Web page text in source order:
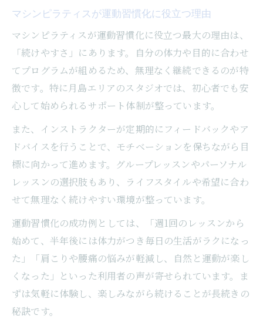
マシンピラティスが運動習慣化に役立つ理由
マシンピラティスが運動習慣化に役立つ最大の理由は、
「続けやすさ」にあります。自分の体力や目的に合わせ
てプログラムが組めるため、無理なく継続できるのが特
徴です。特に月島エリアのスタジオでは、初心者でも安
心して始められるサポート体制が整っています。
また、インストラクターが定期的にフィードバックやア
ドバイスを行うことで、モチベーションを保ちながら目
標に向かって進めます。グループレッスンやパーソナル
レッスンの選択肢もあり、ライフスタイルや希望に合わ
せて無理なく続けやすい環境が整っています。
運動習慣化の成功例としては、「週1回のレッスンから
始めて、半年後には体力がつき毎日の生活がラクになっ
た」「肩こりや腰痛の悩みが軽減し、自然と運動が楽し
くなった」といった利用者の声が寄せられています。ま
ずは気軽に体験し、楽しみながら続けることが長続きの
秘訣です。